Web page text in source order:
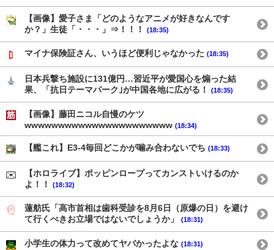
【画像】愛子さま「どのようなアニメが好きなんです
か？」生徒「・・・」⇒！！！
(18:35)
マイナ保険証さん、いうほど便利じゃなかった (18:35)
日本兵撃ち施設に131億円…習近平が愛国心を煽った結
果、「抗日テーマパーク｣が中国各地に広がる！
(18:35)
【画像】藤田ニコル自慢のケツ
wwwwwwwwwwwwwwwwwwwwww (18:34)
【艦これ】E3-4毎回どこかが噛み合わないでち (18:33)
【ホロライブ】ポッピンロープってカンストいけるのか
よ！！
(18:32)
蓮舫氏「高市首相は歯科受診を8月6日（原爆の日）を避け
て行くべきお立場ではないでしょうか」
(18:31)
小学生の体力って改めてヤバかったよな (18:31)